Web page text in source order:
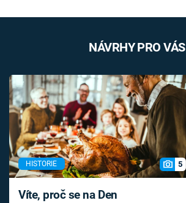
NÁVRHY PRO VÁS
HISTORIE 5
Víte, proč se na Den